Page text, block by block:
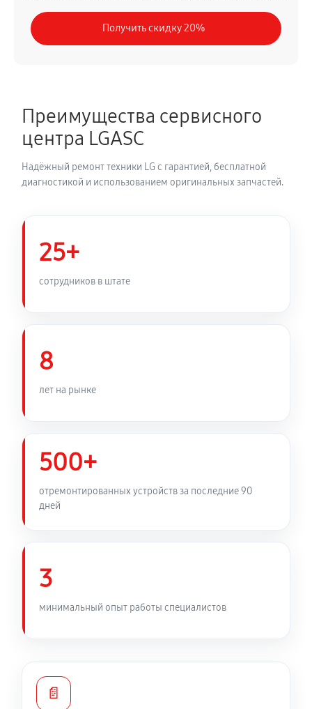
Замена шнура питания
450 руб 60 минут
810 руб 60 минут
Замена панели управления
1350 руб 60 минут
Получить скидку 20%
Преимущества сервисного
центра LGASC
Надёжный ремонт техники LG с гарантией, бесплатной
диагностикой и использованием оригинальных запчастей.
25+
сотрудников в штате
8
лет на рынке
500+
отремонтированных устройств за последние 90
дней
3
минимальный опыт работы специалистов
📄